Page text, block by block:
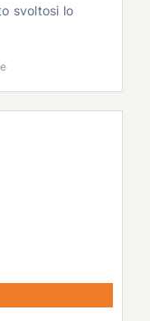
svoltosi lo